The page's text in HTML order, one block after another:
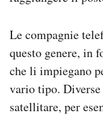
Le compagnie
questo genere, in
che li impiegano
vario tipo.
satellitare, per